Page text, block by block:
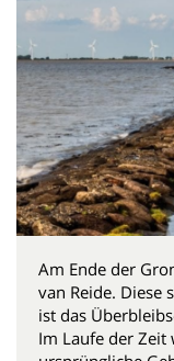
Am Ende der
van Reide. Diese
ist das
Im Laufe der Zeit